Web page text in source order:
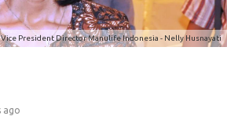
Vice President Director Manulife Indonesia - Nelly Husnayati
ago